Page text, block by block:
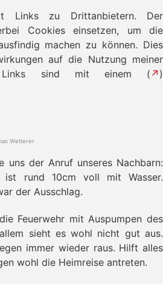
Links zu Drittanbietern. Der
Cookies einsetzen, um die
machen zu können. Dies
auf die Nutzung meiner
Links sind mit einem (↗ )
Wetterer
uns der Anruf unseres Nachbarn:
ist rund 10cm voll mit Wasser.
der Ausschlag.
Feuerwehr mit Auspumpen des
sieht es wohl nicht gut aus.
immer wieder raus. Hilft alles
wohl die Heimreise antreten.